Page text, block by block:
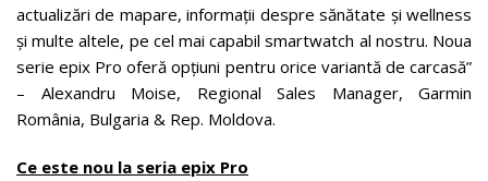
actualizări de mapare, informații despre sănătate și wellness
și multe altele, pe cel mai capabil smartwatch al nostru. Noua
serie epix Pro oferă opțiuni pentru orice variantă de carcasă”
– Alexandru Moise, Regional Sales Manager, Garmin
România, Bulgaria & Rep. Moldova.
Ce este nou la seria epix Pro